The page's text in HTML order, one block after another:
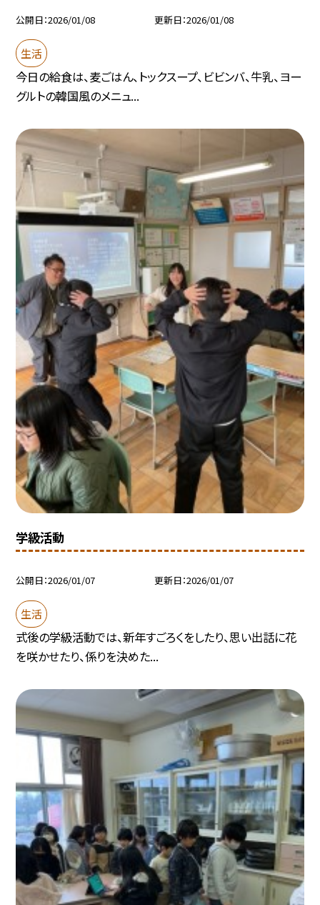
公開日 2026/01/08 更新日 2026/01/08
生活
今日の給食は、麦ごはん、トックスープ、ビビンバ、牛乳、ヨー
グルトの韓国風のメニュ...
学級活動
公開日 2026/01/07 更新日 2026/01/07
生活
式後の学級活動では、新年すごろくをしたり、思い出話に花
を咲かせたり、係りを決めた...